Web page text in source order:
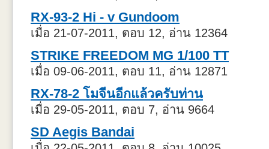
RX-93-2 Hi - v Gundoom
เมื่อ 21-07-2011, ตอบ 12, อ่าน 12364
STRIKE FREEDOM MG 1/100 TT
เมื่อ 09-06-2011, ตอบ 11, อ่าน 12871
RX-78-2 โมจีนอีกแล้วครับท่าน
เมื่อ 29-05-2011, ตอบ 7, อ่าน 9664
SD Aegis Bandai